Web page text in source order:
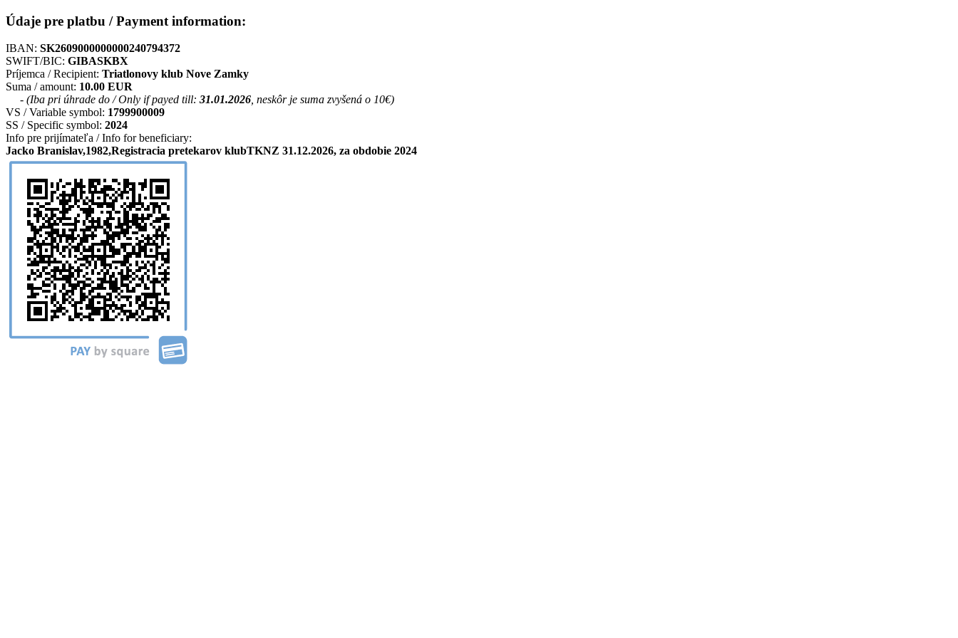
Údaje pre platbu / Payment information:
IBAN: SK2609000000000240794372
SWIFT/BIC: GIBASKBX
Príjemca / Recipient: Triatlonovy klub Nove Zamky
Suma / amount: 10.00 EUR
- (Iba pri úhrade do / Only if payed till: 31.01.2026, neskôr je suma zvyšená o 10€)
VS / Variable symbol: 1799900009
SS / Specific symbol: 2024
Info pre prijímateľa / Info for beneficiary:
Jacko Branislav,1982,Registracia pretekarov klubTKNZ 31.12.2026, za obdobie 2024